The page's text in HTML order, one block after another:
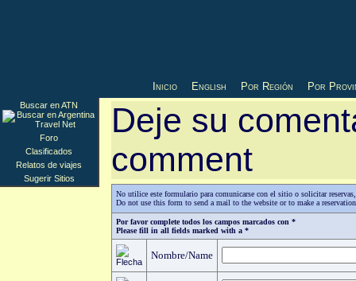
Inicio English Por Región Por
Deje su
comment
No utilice este formulario para comunicarse con el sitio o solicitar
Do not use this form to send a mail to the website or to make a
Por favor complete todos los campos marcados con *
Please fill in all fields marked with a *
Nombre/Name
Buscar en ATN
Foro
Clasificados
Relatos de viajes
Sugerir Sitios